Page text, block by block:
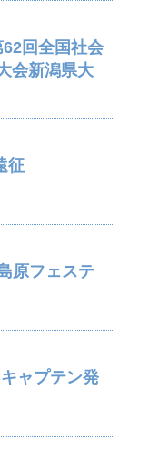
62回全国社会
会新潟県大
征
原フェステ
ャプテン発